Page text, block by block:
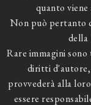
quanto
Non può pertanto
della
Rare immagini
diritti d'autore,
provvederà alla
essere